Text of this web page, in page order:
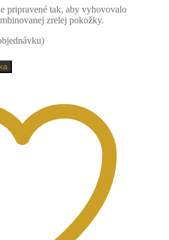
pripravené tak, aby vyhovovalo
zrelej pokožky.